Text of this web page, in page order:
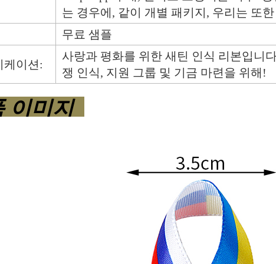
는 경우에, 같이 개별 패키지, 우리는 또
무료 샘플
케이션:
사랑과 평화를 위한 새틴 인식 리본입니
쟁 인식, 지원 그룹 및 기금 마련을 위해!
이미지